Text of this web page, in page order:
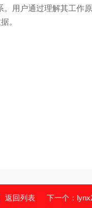
用户通过理解其工作
。
返回列表 下一个：